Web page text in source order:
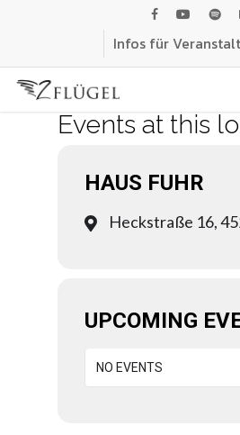
content
facebook
youtube
Infos für
Events at this
HAUS FUHR
Heckstraße 16,
UPCOMING
NO EVENTS